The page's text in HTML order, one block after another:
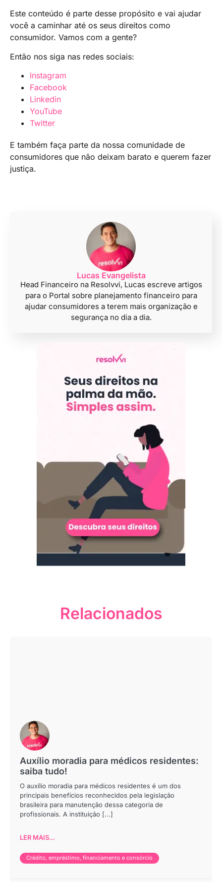
Este conteúdo é parte desse propósito e vai ajudar
você a caminhar até os seus direitos como
consumidor. Vamos com a gente?
Então nos siga nas redes sociais:
Instagram
Facebook
Linkedin
YouTube
Twitter
E também faça parte da nossa comunidade de
consumidores que não deixam barato e querem fazer
justiça.
Lucas Evangelista
Head Financeiro na Resolvvi, Lucas escreve artigos
para o Portal sobre planejamento financeiro para
ajudar consumidores a terem mais organização e
segurança no dia a dia.
Relacionados
Auxílio moradia para médicos residentes:
saiba tudo!
O auxílio moradia para médicos residentes é um dos
principais benefícios reconhecidos pela legislação
brasileira para manutenção dessa categoria de
profissionais. A instituição [...]
LER MAIS...
Crédito, empréstimo, financiamento e consórcio